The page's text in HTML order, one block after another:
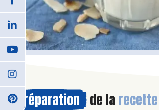
Préparation de la recette